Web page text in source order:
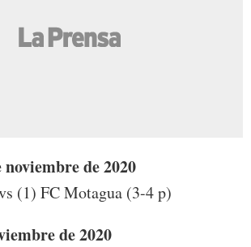
de 2020
(1) FC Motagua (3-4 p)
de 2020